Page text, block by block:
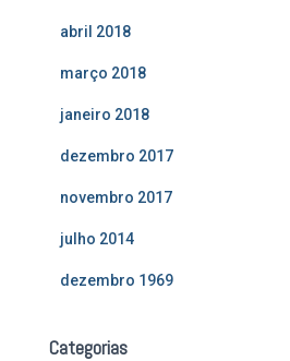
abril 2018
março 2018
janeiro 2018
dezembro 2017
novembro 2017
julho 2014
dezembro 1969
Categorias